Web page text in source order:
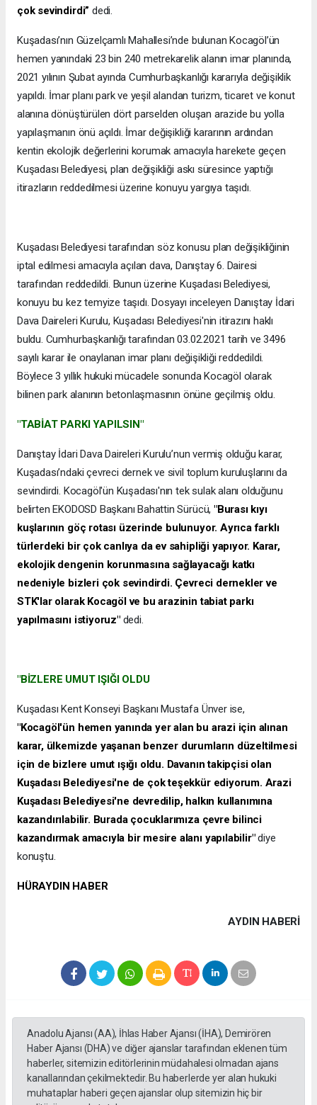
çok sevindirdi” dedi.
Kuşadası’nın Güzelçamlı Mahallesi’nde bulunan Kocagöl’ün
hemen yanındaki 23 bin 240 metrekarelik alanın imar planında,
2021 yılının Şubat ayında Cumhurbaşkanlığı kararıyla değişiklik
yapıldı. İmar planı park ve yeşil alandan turizm, ticaret ve konut
alanına dönüştürülen dört parselden oluşan arazide bu yolla
yapılaşmanın önü açıldı. İmar değişikliği kararının ardından
kentin ekolojik değerlerini korumak amacıyla harekete geçen
Kuşadası Belediyesi, plan değişikliği askı süresince yaptığı
itirazların reddedilmesi üzerine konuyu yargıya taşıdı.
Kuşadası Belediyesi tarafından söz konusu plan değişikliğinin
iptal edilmesi amacıyla açılan dava, Danıştay 6. Dairesi
tarafından reddedildi. Bunun üzerine Kuşadası Belediyesi,
konuyu bu kez temyize taşıdı. Dosyayı inceleyen Danıştay İdari
Dava Daireleri Kurulu, Kuşadası Belediyesi'nin itirazını haklı
buldu. Cumhurbaşkanlığı tarafından 03.02.2021 tarih ve 3496
sayılı karar ile onaylanan imar planı değişikliği reddedildi.
Böylece 3 yıllık hukuki mücadele sonunda Kocagöl olarak
bilinen park alanının betonlaşmasının önüne geçilmiş oldu.
"TABİAT PARKI YAPILSIN"
Danıştay İdari Dava Daireleri Kurulu’nun vermiş olduğu karar,
Kuşadası’ndaki çevreci dernek ve sivil toplum kuruluşlarını da
sevindirdi. Kocagöl'ün Kuşadası'nın tek sulak alanı olduğunu
belirten EKODOSD Başkanı Bahattin Sürücü, "Burası kıyı
kuşlarının göç rotası üzerinde bulunuyor. Ayrıca farklı
türlerdeki bir çok canlıya da ev sahipliği yapıyor. Karar,
ekolojik dengenin korunmasına sağlayacağı katkı
nedeniyle bizleri çok sevindirdi. Çevreci dernekler ve
STK'lar olarak Kocagöl ve bu arazinin tabiat parkı
yapılmasını istiyoruz" dedi.
"BİZLERE UMUT IŞIĞI OLDU
Kuşadası Kent Konseyi Başkanı Mustafa Ünver ise,
"Kocagöl'ün hemen yanında yer alan bu arazi için alınan
karar, ülkemizde yaşanan benzer durumların düzeltilmesi
için de bizlere umut ışığı oldu. Davanın takipçisi olan
Kuşadası Belediyesi'ne de çok teşekkür ediyorum. Arazi
Kuşadası Belediyesi'ne devredilip, halkın kullanımına
kazandırılabilir. Burada çocuklarımıza çevre bilinci
kazandırmak amacıyla bir mesire alanı yapılabilir"diye
konuştu.
HÜRAYDIN HABER
AYDIN HABERİ
Anadolu Ajansı (AA), İhlas Haber Ajansı (İHA), Demirören
Haber Ajansı (DHA) ve diğer ajanslar tarafından eklenen tüm
haberler, sitemizin editörlerinin müdahalesi olmadan ajans
kanallarından çekilmektedir. Bu haberlerde yer alan hukuki
muhataplar haberi geçen ajanslar olup sitemizin hiç bir